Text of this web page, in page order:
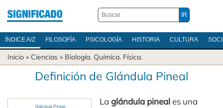
ÍNDICE A/Z FILOSOFÍA PSICOLOGÍA HISTORIA CULTURA
Inicio » Ciencias » Biología. Química. Física.
Definición de Glándula Pineal
Laglándula pineales una